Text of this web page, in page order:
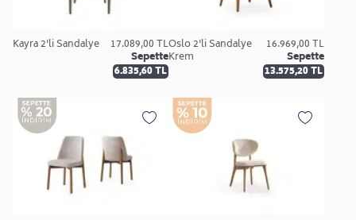
Kayra 2'li Sandalye 17.089,00 TL
Sepette
6.835,60 TL
Oslo 2'li Sandalye
Krem
16.969,00 TL
Sepette
13.575,20 TL